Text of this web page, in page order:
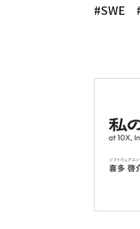
SWE